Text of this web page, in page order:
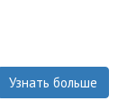
Узнать больше